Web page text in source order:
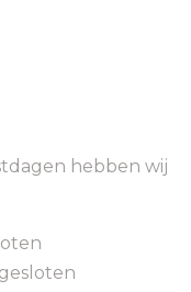
hebben wij